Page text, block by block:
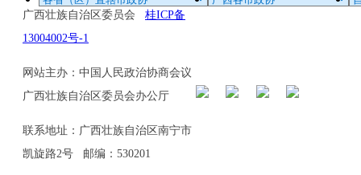
广西壮族自治区委员会 桂ICP备
13004002号-1
网站主办：中国人民政治协商会议
广西壮族自治区委员会办公厅
联系地址：广西壮族自治区南宁市
凯旋路2号 邮编：530201